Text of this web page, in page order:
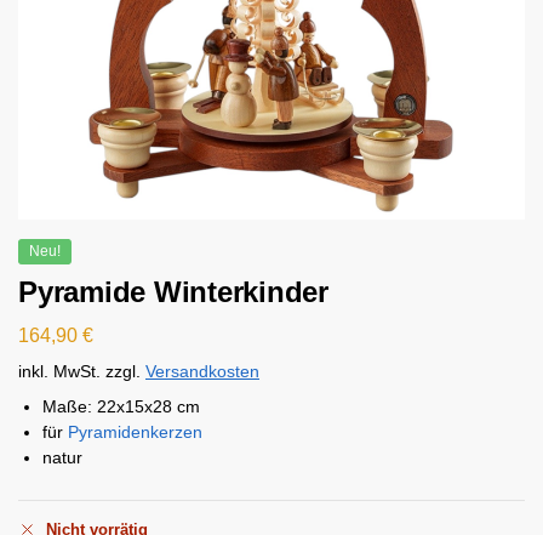
Neu!
Pyramide Winterkinder
164,90 €
inkl. MwSt. zzgl. Versandkosten
Maße: 22x15x28 cm
für Pyramidenkerzen
natur
Nicht vorrätig